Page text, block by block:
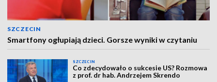
SZCZECIN
Smartfony ogłupiają dzieci. Gorsze wyniki w czytaniu
SZCZECIN
Co zdecydowało o sukcesie US? Rozmowa
z prof. dr hab. Andrzejem Skrendo